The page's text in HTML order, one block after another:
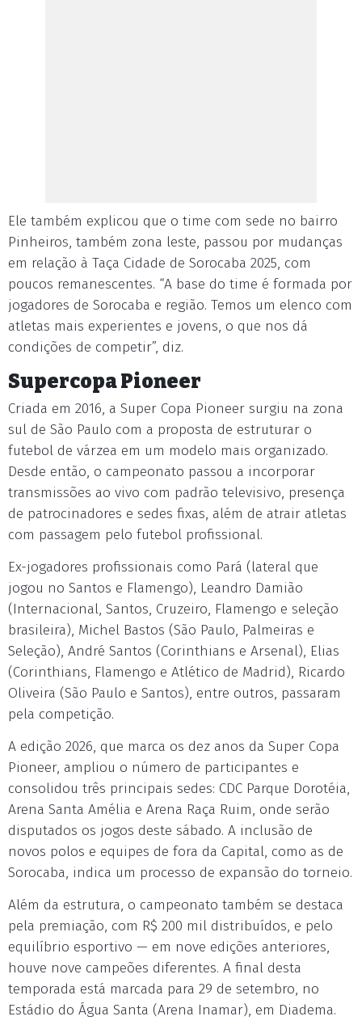
Ele também explicou que o time com sede no bairro
Pinheiros, também zona leste, passou por mudanças
em relação à Taça Cidade de Sorocaba 2025, com
poucos remanescentes. “A base do time é formada por
jogadores de Sorocaba e região. Temos um elenco com
atletas mais experientes e jovens, o que nos dá
condições de competir”, diz.
Supercopa Pioneer
Criada em 2016, a Super Copa Pioneer surgiu na zona
sul de São Paulo com a proposta de estruturar o
futebol de várzea em um modelo mais organizado.
Desde então, o campeonato passou a incorporar
transmissões ao vivo com padrão televisivo, presença
de patrocinadores e sedes fixas, além de atrair atletas
com passagem pelo futebol profissional.
Ex-jogadores profissionais como Pará (lateral que
jogou no Santos e Flamengo), Leandro Damião
(Internacional, Santos, Cruzeiro, Flamengo e seleção
brasileira), Michel Bastos (São Paulo, Palmeiras e
Seleção), André Santos (Corinthians e Arsenal), Elias
(Corinthians, Flamengo e Atlético de Madrid), Ricardo
Oliveira (São Paulo e Santos), entre outros, passaram
pela competição.
A edição 2026, que marca os dez anos da Super Copa
Pioneer, ampliou o número de participantes e
consolidou três principais sedes: CDC Parque Dorotéia,
Arena Santa Amélia e Arena Raça Ruim, onde serão
disputados os jogos deste sábado. A inclusão de
novos polos e equipes de fora da Capital, como as de
Sorocaba, indica um processo de expansão do torneio.
Além da estrutura, o campeonato também se destaca
pela premiação, com R$ 200 mil distribuídos, e pelo
equilíbrio esportivo — em nove edições anteriores,
houve nove campeões diferentes. A final desta
temporada está marcada para 29 de setembro, no
Estádio do Água Santa (Arena Inamar), em Diadema.